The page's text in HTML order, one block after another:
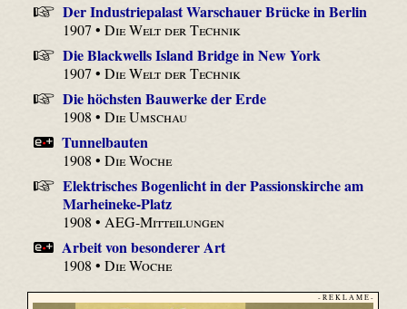
Der Industriepalast Warschauer Brücke in Berlin
1907 •Die Welt der Technik
Die Blackwells Island Bridge in New York
1907 •Die Welt der Technik
Die höchsten Bauwerke der Erde
1908 •Die Umschau
Tunnelbauten
1908 •Die Woche
Elektrisches Bogenlicht in der Passionskirche am
Marheineke-Platz
1908 •AEG-Mitteilungen
Arbeit von besonderer Art
1908 •Die Woche
- R E K L A M E -